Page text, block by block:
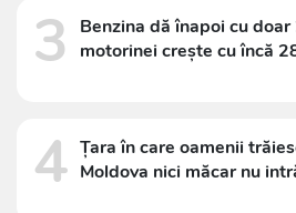
3
Benzina dă înapoi cu
motorinei crește cu încă
4 Țara în care oamenii
Moldova nici măcar nu